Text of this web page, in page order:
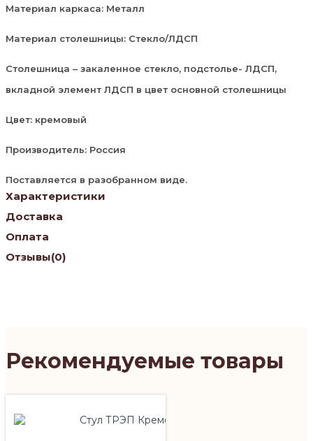
Материал каркаса: Металл
Материал столешницы: Стекло/ЛДСП
Столешница – закаленное стекло, подстолье- ЛДСП,
вкладной элемент ЛДСП в цвет основной столешницы
Цвет: кремовый
Производитель: Россия
Поставляется в разобранном виде.
Характеристики
Доставка
Оплата
Отзывы(0)
Рекомендуемые товары